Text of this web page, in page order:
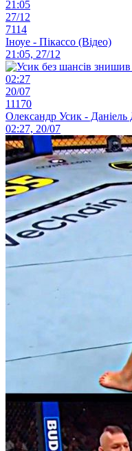
21:05
27/12
7114
Іноуе - Пікассо (Відео)
21:05, 27/12
02:27
20/07
11170
Олександр Усик - Даніель
02:27, 20/07